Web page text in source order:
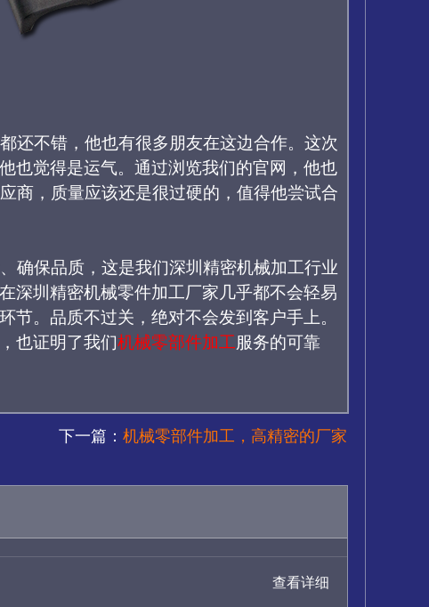
还不错，他也有很多朋友在这边合作。这次
也觉得是运气。通过浏览我们的官网，他也
商，质量应该还是很过硬的，值得他尝试合
确保品质，这是我们深圳精密机械加工行业
深圳精密机械零件加工厂家几乎都不会轻易
节。品质不过关，绝对不会发到客户手上。
也证明了我们机械零部件加工服务的可靠
下一篇： 机械零部件加工，高精密的厂家
查看详细